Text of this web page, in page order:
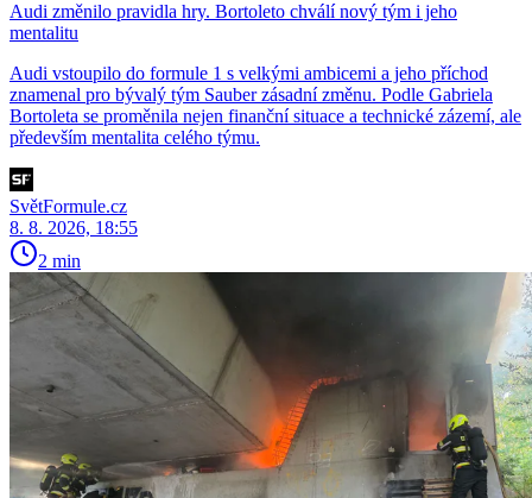
Audi změnilo pravidla hry. Bortoleto chválí nový tým i jeho
mentalitu
Audi vstoupilo do formule 1 s velkými ambicemi a jeho příchod
znamenal pro bývalý tým Sauber zásadní změnu. Podle Gabriela
Bortoleta se proměnila nejen finanční situace a technické zázemí, ale
především mentalita celého týmu.
SvětFormule.cz
8. 8. 2026, 18:55
2 min